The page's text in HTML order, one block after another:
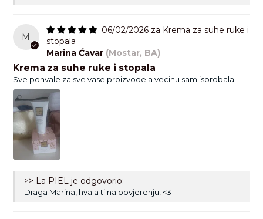
M
06/02/2026
Krema za suhe ruke i
stopala
Marina Ćavar (Mostar, BA)
Krema za suhe ruke i stopala
Sve pohvale za sve vase proizvode a vecinu sam isprobala
>> La PIEL je odgovorio:
Draga Marina, hvala ti na povjerenju! <3